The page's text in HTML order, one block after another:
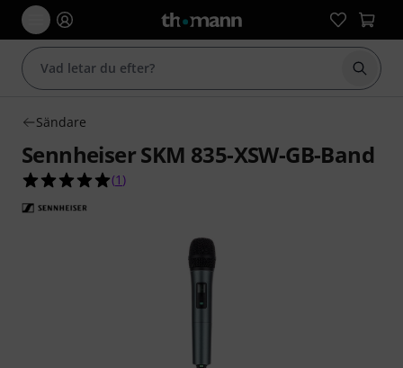
Börja
Sändare
Sennheiser SKM 835-XSW-GB-Band
5.0 av 5 stjärnor från 1 kundbetyg
(1 )